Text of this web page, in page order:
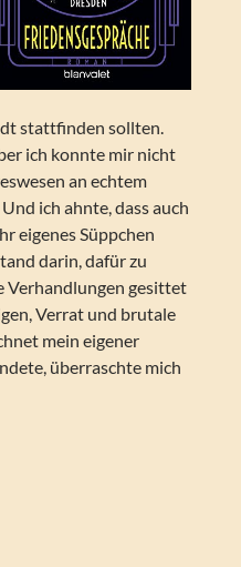
stattfinden sollten.
ich konnte mir nicht
an echtem
ich ahnte, dass auch
eigenes Süppchen
darin, dafür zu
Verhandlungen gesittet
Verrat und brutale
mein eigener
überraschte mich